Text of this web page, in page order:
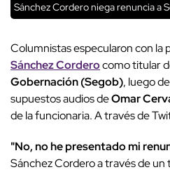
Sánchez Cordero niega renuncia a
Columnistas especularon con la
Sánchez Corderocomo titular
Gobernación (Segob), luego
supuestos audios deOmar
de la funcionaria. A través de
"No, no he presentado mi
Sánchez Cordero a través de